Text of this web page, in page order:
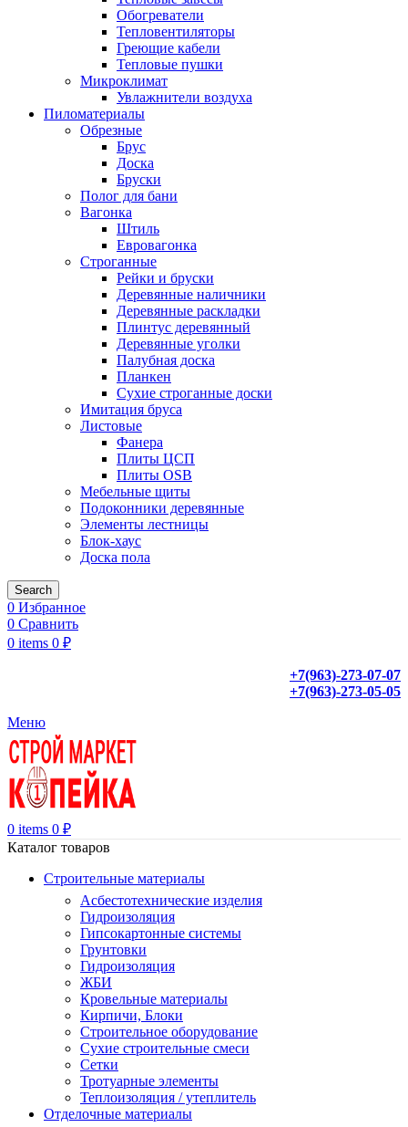
Обогреватели
Тепловентиляторы
Греющие кабели
Тепловые пушки
Микроклимат
Увлажнители воздуха
Пиломатериалы
Обрезные
Брус
Доска
Бруски
Полог для бани
Вагонка
Штиль
Евровагонка
Строганные
Рейки и бруски
Деревянные наличники
Деревянные раскладки
Плинтус деревянный
Деревянные уголки
Палубная доска
Планкен
Сухие строганные доски
Имитация бруса
Листовые
Фанера
Плиты ЦСП
Плиты OSB
Мебельные щиты
Подоконники деревянные
Элементы лестницы
Блок-хаус
Доска пола
Search
0 Избранное
0 Сравнить
0 items 0 ₽
+7(963)-273-07-07
+7(963)-273-05-05
Меню
0 items 0 ₽
Каталог товаров
Строительные материалы
Асбестотехнические изделия
Гидроизоляция
Гипсокартонные системы
Грунтовки
Гидроизоляция
ЖБИ
Кровельные материалы
Кирпичи, Блоки
Строительное оборудование
Сухие строительные смеси
Сетки
Тротуарные элементы
Теплоизоляция / утеплитель
Отделочные материалы